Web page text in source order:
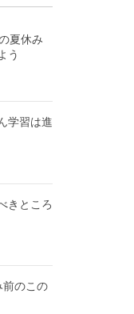
夏休み
う
学習は進
きところ
のこの